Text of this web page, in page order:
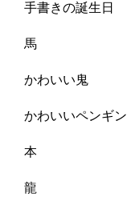
手書きの誕生日
馬
かわいい鬼
かわいいペンギン
本
龍